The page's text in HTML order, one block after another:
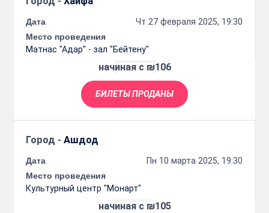
Дата
Чт 27 февраля 2025, 19:30
Место проведения
Матнас "Адар" - зал "Бейтену"
начиная с ₪106
БИЛЕТЫ ПРОДАНЫ
Город - Ашдод
Дата
Пн 10 марта 2025, 19:30
Место проведения
Культурный центр "Монарт"
начиная с ₪105